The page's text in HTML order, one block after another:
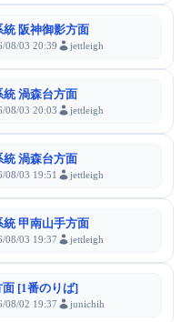
統 阪神御影方面
08/03 20:39 jettleigh
統 渦森台方面
08/03 20:03 jettleigh
統 渦森台方面
08/03 19:51 jettleigh
統 甲南山手方面
08/03 19:37 jettleigh
面 [1番のりば]
08/02 19:37 junichih